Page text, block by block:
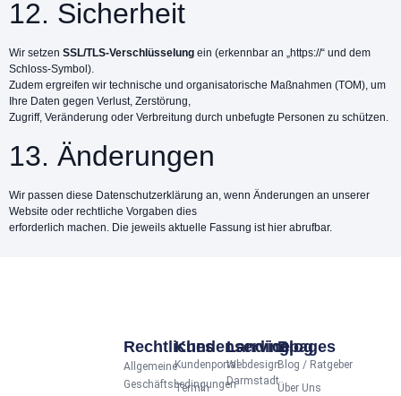
12. Sicherheit
Wir setzen SSL/TLS-Verschlüsselung ein (erkennbar an „https://“ und dem
Schloss-Symbol).
Zudem ergreifen wir technische und organisatorische Maßnahmen (TOM), um
Ihre Daten gegen Verlust, Zerstörung,
Zugriff, Veränderung oder Verbreitung durch unbefugte Personen zu schützen.
13. Änderungen
Wir passen diese Datenschutzerklärung an, wenn Änderungen an unserer
Website oder rechtliche Vorgaben dies
erforderlich machen. Die jeweils aktuelle Fassung ist hier abrufbar.
Blog
Blog / Ratgeber
Über Uns
Landingpages
Webdesign
Darmstadt
Kundenservice
Kundenportal
Termin
Rechtliches
Allgemeine
Geschäftsbedingungen